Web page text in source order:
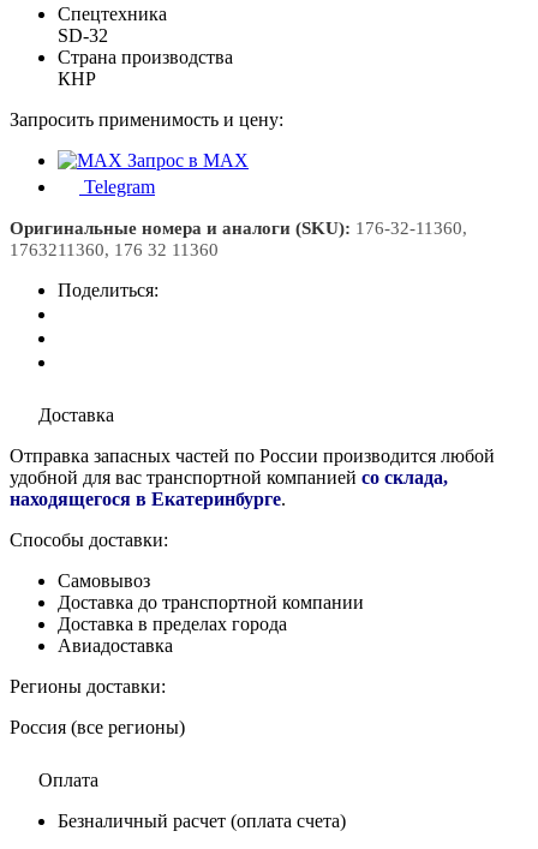
Спецтехника
SD-32
Страна производства
КНР
Запросить применимость и цену:
Запрос в MAX
Telegram
Оригинальные номера и аналоги (SKU): 176-32-11360,
1763211360, 176 32 11360
Поделиться:
Доставка
Отправка запасных частей по России производится любой
удобной для вас транспортной компанией со склада,
находящегося в Екатеринбурге.
Способы доставки:
Самовывоз
Доставка до транспортной компании
Доставка в пределах города
Авиадоставка
Регионы доставки:
Россия (все регионы)
Оплата
Безналичный расчет (оплата счета)